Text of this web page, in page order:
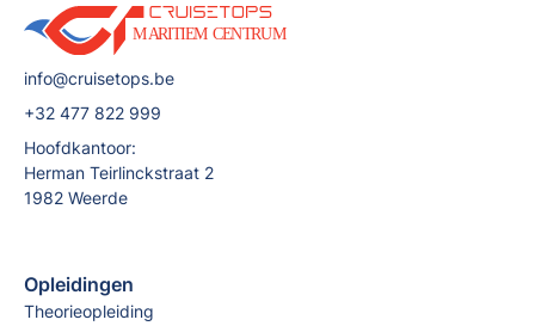
info@cruisetops.be
+32 477 822 999
Hoofdkantoor:
Herman Teirlinckstraat 2
1982 Weerde
Opleidingen
Theorieopleiding